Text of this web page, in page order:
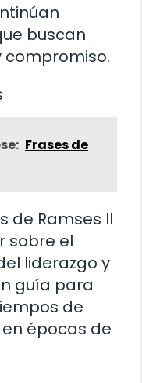
buscan
Frases de
de Ramses II
sobre el
liderazgo y
guía para
de
épocas de